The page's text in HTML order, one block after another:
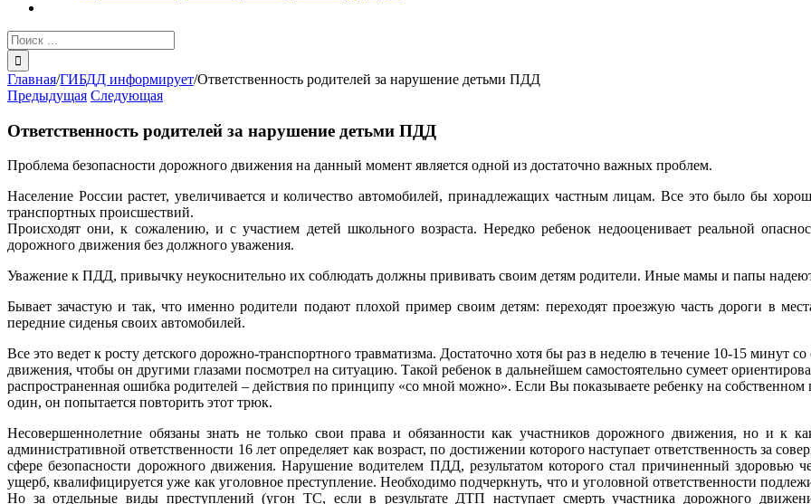
Результат
поиска:
Главная/ГИБДД информирует/Ответственность родителей за нарушение детьми ПДД
Предыдущая Следующая
Ответственность родителей за нарушение детьми ПДД
Проблема безопасности дорожного движения на данный момент является одной из достаточно важных проблем.
Население России растет, увеличивается и количество автомобилей, принадлежащих частным лицам. Все это было бы
транспортных происшествий.
Происходят они, к сожалению, и с участием детей школьного возраста. Нередко ребенок недооценивает реальной
дорожного движения без должного уважения.
Уважение к ПДД, привычку неукоснительно их соблюдать должны прививать своим детям родители. Иные мамы и папы
Бывает зачастую и так, что именно родители подают плохой пример своим детям: переходят проезжую часть дороги в
передние сиденья своих автомобилей.
Все это ведет к росту детского дорожно-транспортного травматизма. Достаточно хотя бы раз в неделю в течение 10-15 минут
движения, чтобы он другими глазами посмотрел на ситуацию. Такой ребенок в дальнейшем самостоятельно сумеет
распространенная ошибка родителей – действия по принципу «со мной можно». Если Вы показываете ребенку на собственном
один, он попытается повторить этот трюк.
Несовершеннолетние обязаны знать не только свои права и обязанности как участников дорожного движения, но и к
административной ответственности 16 лет определяет как возраст, по достижении которого наступает ответственность за
сфере безопасности дорожного движения. Нарушение водителем ПДД, результатом которого стал причиненный здоровью
ущерб, квалифицируется уже как уголовное преступление. Необходимо подчеркнуть, что и уголовной ответственности
Но за отдельные виды преступлений (угон ТС, если в результате ДТП наступает смерть участника дорожного